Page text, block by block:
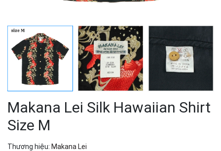
Makana Lei Silk Hawaiian Shirt
Size M
Thương hiệu: Makana Lei